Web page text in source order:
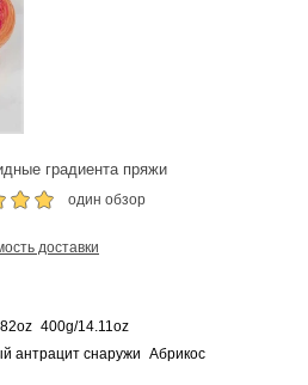
градиента пряжи
один обзор
доставки
400g/14.11oz
антрацит снаружи Абрикос